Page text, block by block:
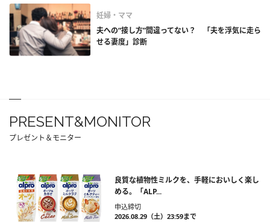
妊婦・ママ
夫への“接し方”間違ってない？ 「夫を浮気に走ら
せる妻度」診断
PRESENT&MONITOR
プレゼント＆モニター
良質な植物性ミルクを、手軽においしく楽し
める。「ALP...
申込締切
2026.08.29（土）23:59まで